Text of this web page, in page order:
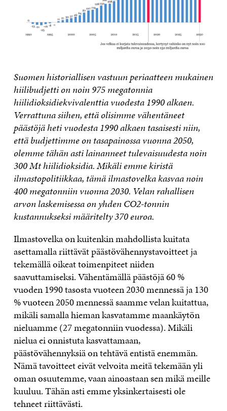
Suomen historiallisen vastuun periaatteen mukainen
hiilibudjetti on noin 975 megatonnia
hiilidioksidiekvivalenttia vuodesta 1990 alkaen.
Verrattuna siihen, että olisimme vähentäneet
päästöjä heti vuodesta 1990 alkaen tasaisesti niin,
että budjettimme on tasapainossa vuonna 2050,
olemme tähän asti lainanneet tulevaisuudesta noin
300 Mt hiilidioksidia. Mikäli emme kiristä
ilmastopolitiikkaa, tämä ilmastovelka kasvaa noin
400 megatonniin vuonna 2030. Velan rahallisen
arvon laskemisessa on yhden CO2-tonnin
kustannukseksi määritelty 370 euroa.
Ilmastovelka on kuitenkin mahdollista kuitata
asettamalla riittävät päästövähennystavoitteet ja
tekemällä oikeat toimenpiteet niiden
saavuttamiseksi. Vähentämällä päästöjä 60 %
vuoden 1990 tasosta vuoteen 2030 mennessä ja 130
% vuoteen 2050 mennessä saamme velan kuitattua,
mikäli samalla hieman kasvatamme maankäytön
nieluamme (27 megatonniin vuodessa). Mikäli
nielua ei onnistuta kasvattamaan,
päästövähennyksiä on tehtävä entistä enemmän.
Nämä tavoitteet eivät velvoita meitä tekemään yli
oman osuutemme, vaan ainoastaan sen mikä meille
kuuluu. Tähän asti emme yksinkertaisesti ole
tehneet riittävästi.